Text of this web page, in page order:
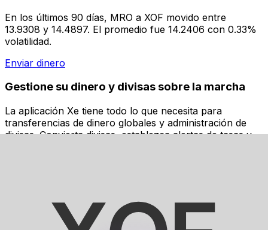
En los últimos 90 días, MRO a XOF movido entre
13.9308 y 14.4897. El promedio fue 14.2406 con 0.33%
volatilidad.
Enviar dinero
Gestione su dinero y divisas sobre la marcha
La aplicación Xe tiene todo lo que necesita para
transferencias de dinero globales y administración de
divisas. Convierta divisas, establezca alertas de tasas y